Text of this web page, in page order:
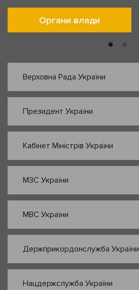
Органи влади
Верховна Рада України
Президент України
Кабінет Міністрів України
МЗС України
МВС України
Держприкордонслужба України
Нацдержслужба України